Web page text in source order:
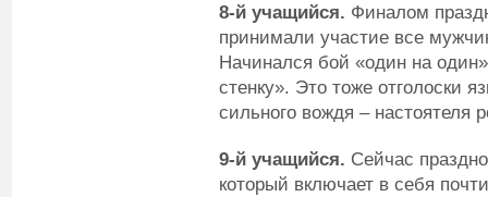
8-й учащийся. Финалом
принимали участие все
Начинался бой «один на
стенку». Это тоже отголоски
сильного вождя – настоятеля
9-й учащийся. Сейчас
который включает в себя